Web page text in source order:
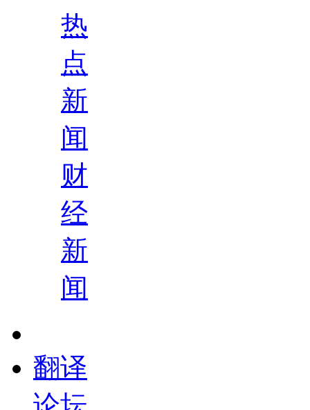
热
点
新
闻
财
经
新
闻
翻译